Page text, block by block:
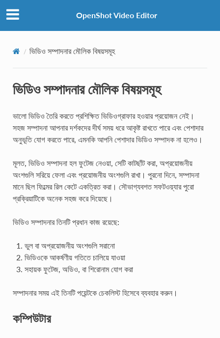
OpenShot Video Editor
ভিডিও সম্পাদনার মৌলিক বিষয়সমূহ
ভিডিও সম্পাদনার মৌলিক বিষয়সমূহ
ভালো ভিডিও তৈরি করতে প্রশিক্ষিত ভিডিওগ্রাফার হওয়ার প্রয়োজন নেই।
সহজ সম্পাদনা আপনার দর্শকদের দীর্ঘ সময় ধরে আকৃষ্ট রাখতে পারে এবং পেশাদার
অনুভূতি যোগ করতে পারে, এমনকি আপনি পেশাদার ভিডিও সম্পাদক না হলেও।
মূলত, ভিডিও সম্পাদনা হল ফুটেজ নেওয়া, সেটি কাটছাঁট করা, অপ্রয়োজনীয়
অংশগুলি সরিয়ে ফেলা এবং প্রয়োজনীয় অংশগুলি রাখা। পুরনো দিনে, সম্পাদনা
মানে ছিল ফিল্মের রিল কেটে একত্রিত করা। সৌভাগ্যবশত সফটওয়্যার পুরো
প্রক্রিয়াটিকে অনেক সহজ করে দিয়েছে।
ভিডিও সম্পাদনার তিনটি প্রধান কাজ রয়েছে:
ভুল বা অপ্রয়োজনীয় অংশগুলি সরানো
ভিডিওকে আকর্ষণীয় গতিতে চালিয়ে যাওয়া
সহায়ক ফুটেজ, অডিও, বা শিরোনাম যোগ করা
সম্পাদনার সময় এই তিনটি পয়েন্টকে চেকলিস্ট হিসেবে ব্যবহার করুন।
কম্পিউটার